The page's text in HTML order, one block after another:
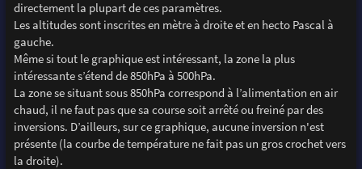
directement la plupart de ces paramètres.
Les altitudes sont inscrites en mètre à droite et en hecto Pascal à
gauche.
Même si tout le graphique est intéressant, la zone la plus
intéressante s’étend de 850hPa à 500hPa.
La zone se situant sous 850hPa correspond à l’alimentation en air
chaud, il ne faut pas que sa course soit arrêté ou freiné par des
inversions. D’ailleurs, sur ce graphique, aucune inversion n'est
présente (la courbe de température ne fait pas un gros crochet vers
la droite).